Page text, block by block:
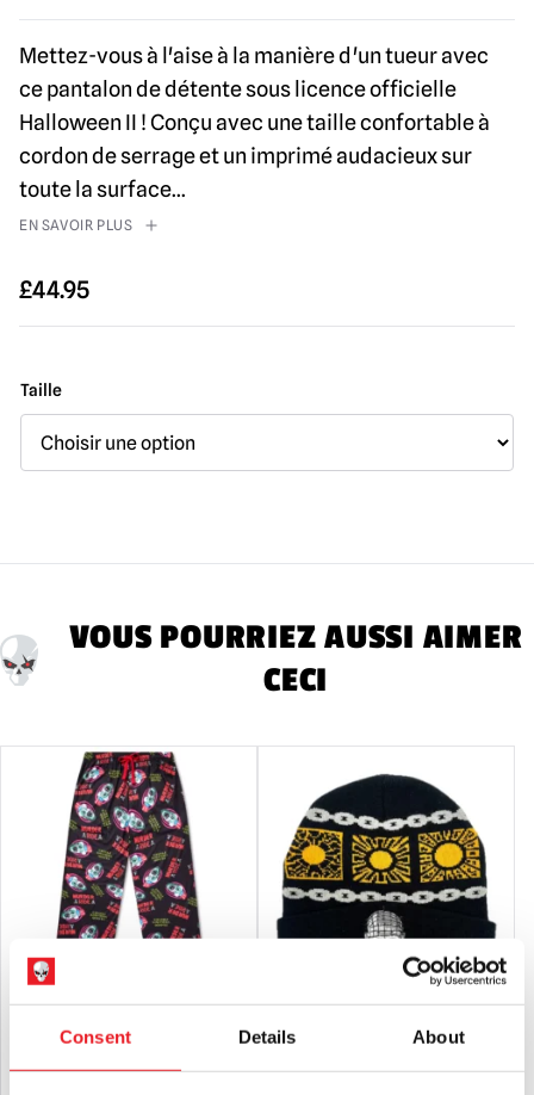
Consent Details About
Mettez-vous à l'aise à la manière d'un tueur avec
ce pantalon de détente sous licence officielle
Halloween II ! Conçu avec une taille confortable à
cordon de serrage et un imprimé audacieux sur
toute la surface...
EN SAVOIR PLUS
£44.95
Taille
VOUS POURRIEZ AUSSI AIMER
CECI
Spaulding Murder Ride - House of